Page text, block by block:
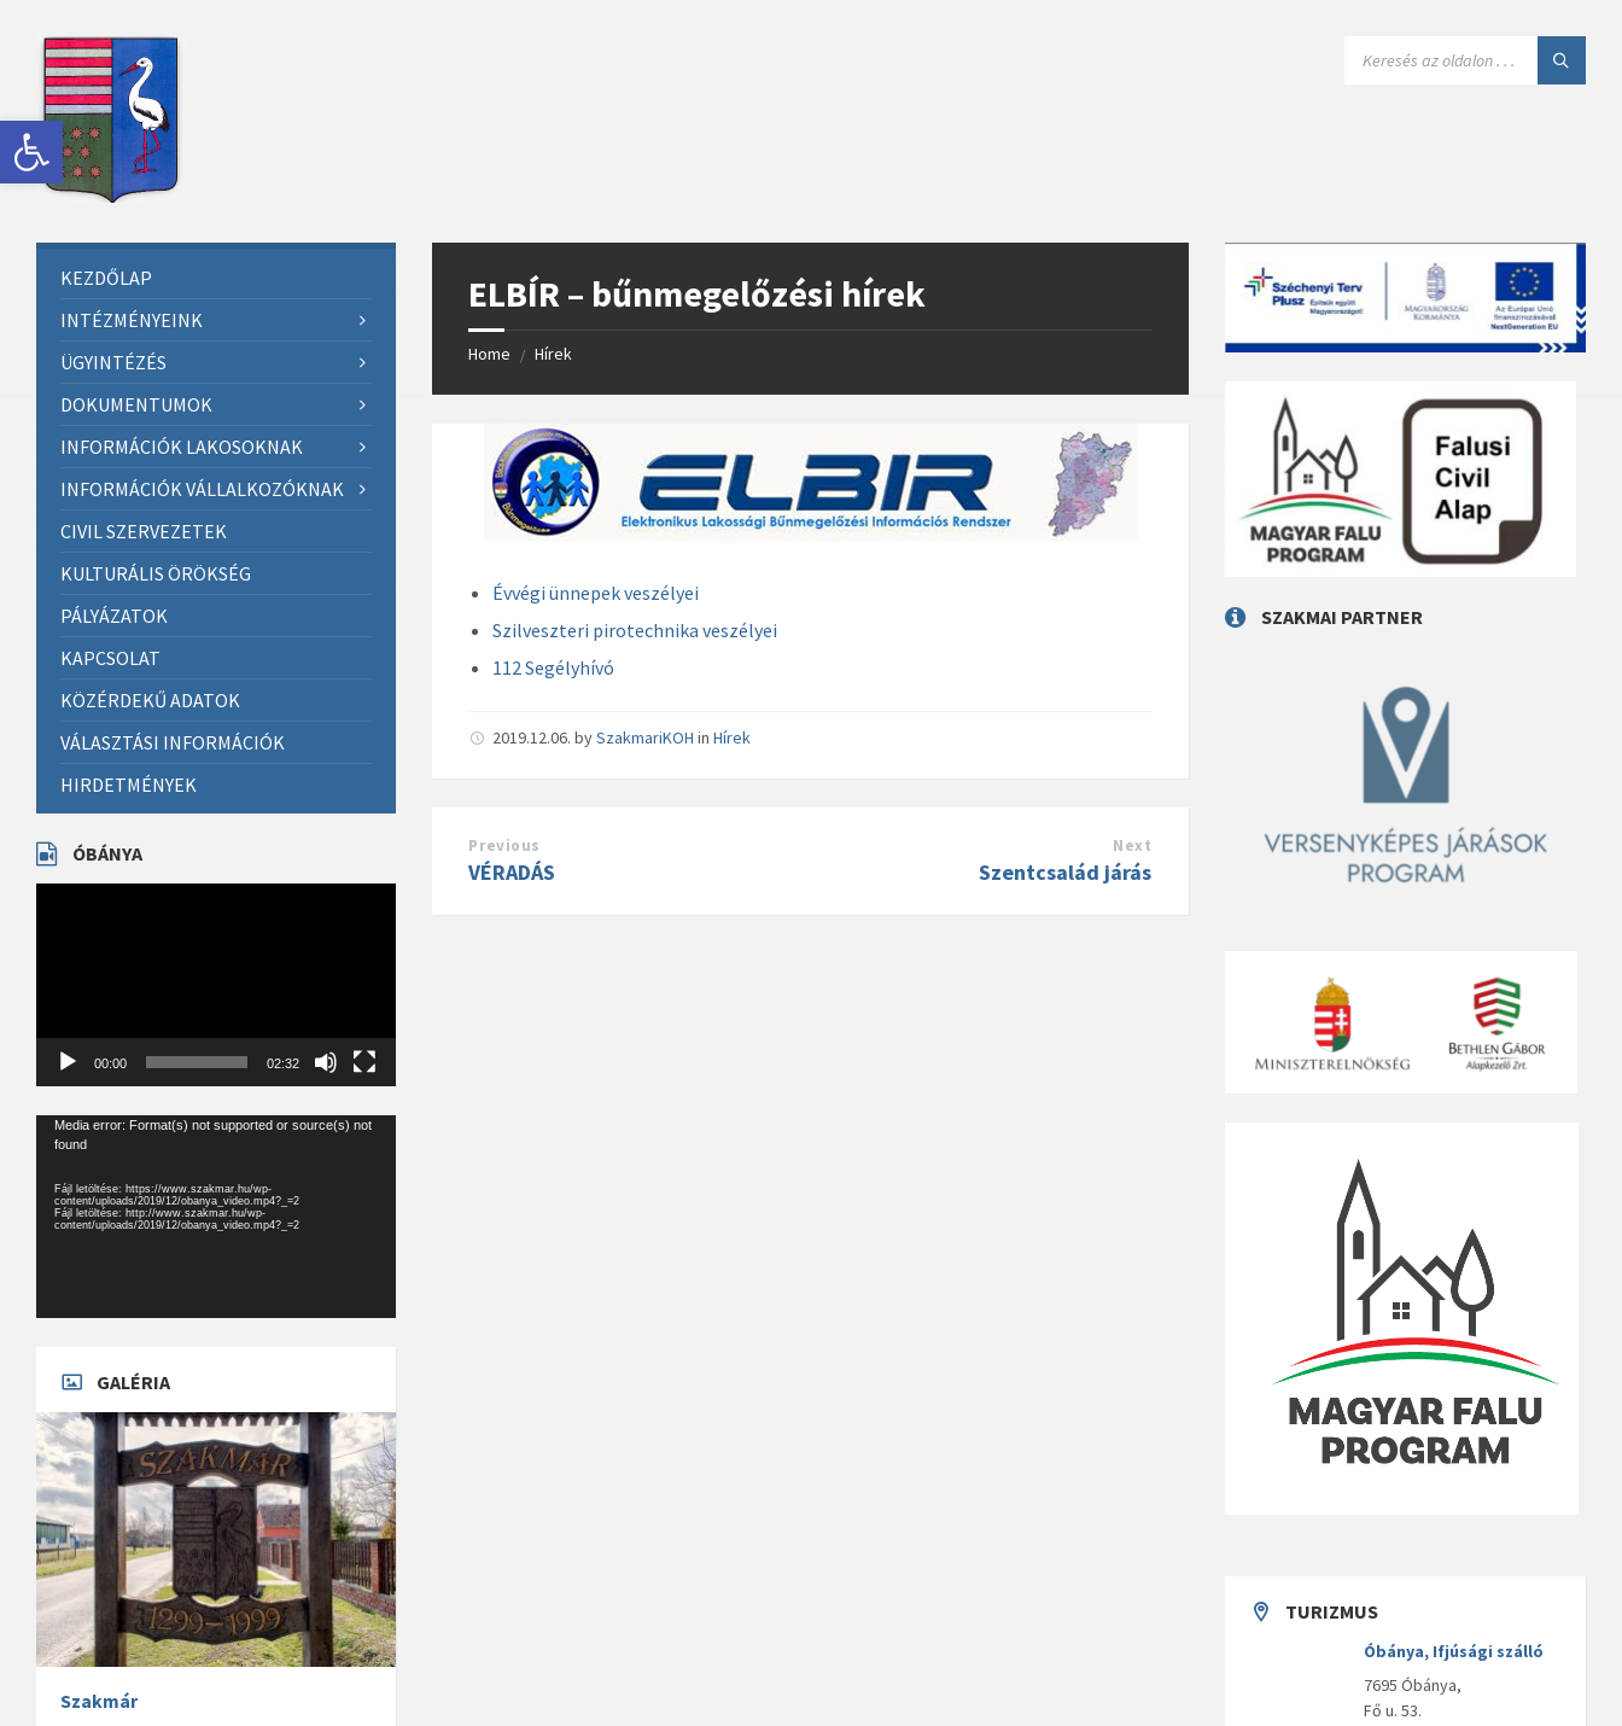
Eszköztár megnyitása
content
sidebar
sidebar
footer
ELBÍR – bűnmegelőzési hírek
Home / Hírek
Évvégi ünnepek veszélyei
Szilveszteri pirotechnika veszélyei
112 Segélyhívó
2019.12.06.bySzakmariKOH inHírek
Previous
VÉRADÁS
Next
Szentcsalád járás
KEZDŐLAP
INTÉZMÉNYEINK
ÜGYINTÉZÉS
DOKUMENTUMOK
INFORMÁCIÓK LAKOSOKNAK
INFORMÁCIÓK VÁLLALKOZÓKNAK
CIVIL SZERVEZETEK
KULTURÁLIS ÖRÖKSÉG
PÁLYÁZATOK
KAPCSOLAT
KÖZÉRDEKŰ ADATOK
VÁLASZTÁSI INFORMÁCIÓK
HIRDETMÉNYEK
ÓBÁNYA
00:00 02:32
Videólejátszó
Media error: Format(s) not supported or source(s) not
found
Fájl letöltése: https://www.szakmar.hu/wp-
content/uploads/2019/12/obanya_video.mp4?_=2
Fájl letöltése: http://www.szakmar.hu/wp-
content/uploads/2019/12/obanya_video.mp4?_=2
GALÉRIA
Szakmár
SZAKMAI PARTNER
TURIZMUS
Óbánya, Ifjúsági szálló
7695 Óbánya,
Fő u. 53.